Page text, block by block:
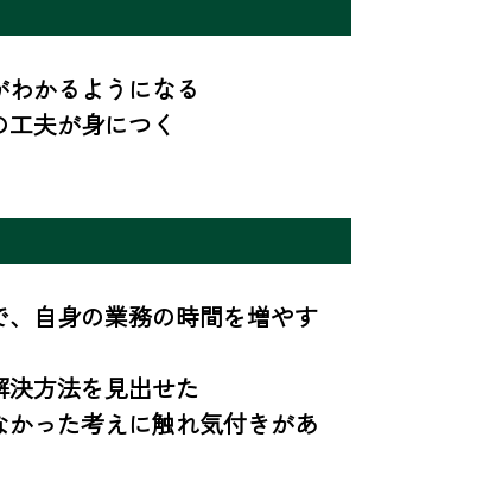
かるようになる
夫が身につく
自身の業務の時間を増やす
決方法を見出せた
った考えに触れ気付きがあ